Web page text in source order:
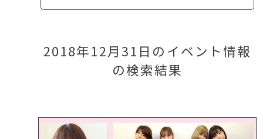
2018年12月31日のイベント情報
の検索結果